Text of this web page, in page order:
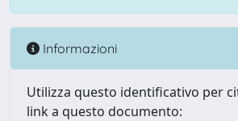
Informazioni
Utilizza questo identificativo per
link a questo documento: